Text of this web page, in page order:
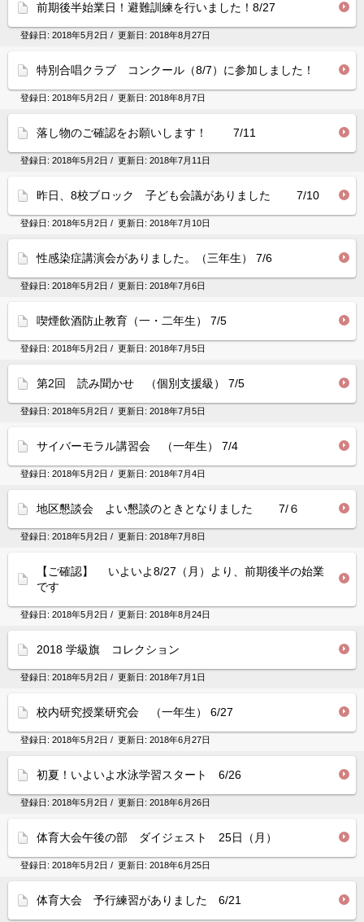
前期後半始業日！避難訓練を行いました！8/27
登録日: 2018年5月2日 / 更新日: 2018年8月27日
特別合唱クラブ コンクール（8/7）に参加しました！
登録日: 2018年5月2日 / 更新日: 2018年8月7日
落し物のご確認をお願いします！ 7/11
登録日: 2018年5月2日 / 更新日: 2018年7月11日
昨日、8校ブロック 子ども会議がありました 7/10
登録日: 2018年5月2日 / 更新日: 2018年7月10日
性感染症講演会がありました。（三年生） 7/6
登録日: 2018年5月2日 / 更新日: 2018年7月6日
喫煙飲酒防止教育（一・二年生） 7/5
登録日: 2018年5月2日 / 更新日: 2018年7月5日
第2回 読み聞かせ （個別支援級） 7/5
登録日: 2018年5月2日 / 更新日: 2018年7月5日
サイバーモラル講習会 （一年生） 7/4
登録日: 2018年5月2日 / 更新日: 2018年7月4日
地区懇談会 よい懇談のときとなりました 7/６
登録日: 2018年5月2日 / 更新日: 2018年7月8日
【ご確認】 いよいよ8/27（月）より、前期後半の始業
です
登録日: 2018年5月2日 / 更新日: 2018年8月24日
2018 学級旗 コレクション
登録日: 2018年5月2日 / 更新日: 2018年7月1日
校内研究授業研究会 （一年生） 6/27
登録日: 2018年5月2日 / 更新日: 2018年6月27日
初夏！いよいよ水泳学習スタート 6/26
登録日: 2018年5月2日 / 更新日: 2018年6月26日
体育大会午後の部 ダイジェスト 25日（月）
登録日: 2018年5月2日 / 更新日: 2018年6月25日
体育大会 予行練習がありました 6/21